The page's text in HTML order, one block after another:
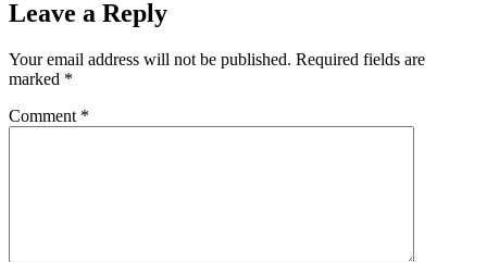
Leave a Reply
Your email address will not be published. Required fields are
marked *
Comment *